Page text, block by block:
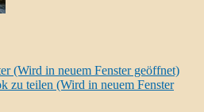
(Wird in neuem Fenster geöffnet)
zu teilen (Wird in neuem Fenster